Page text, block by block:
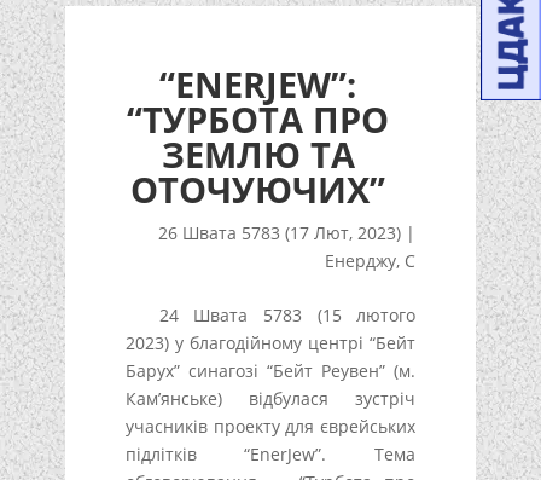
“ENERJEW”:
“ТУРБОТА ПРО
ЗЕМЛЮ ТА
ОТОЧУЮЧИХ”
26 Швата 5783 (17 Лют, 2023) |
Енерджу, С
24 Швата 5783 (15 лютого
2023) у благодійному центрі “Бейт
Барух” синагозі “Бейт Реувен” (м.
Кам’янське) відбулася зустріч
учасників проекту для єврейських
підлітків “EnerJew”. Тема